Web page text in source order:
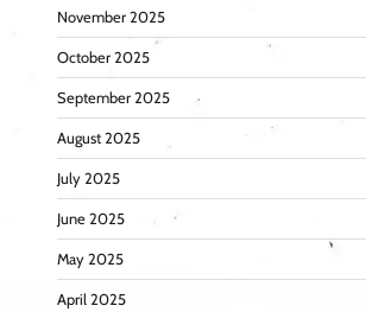
November 2025
October 2025
September 2025
August 2025
July 2025
June 2025
May 2025
April 2025